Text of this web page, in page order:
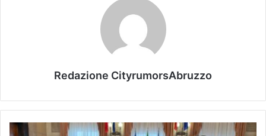
Redazione CityrumorsAbruzzo